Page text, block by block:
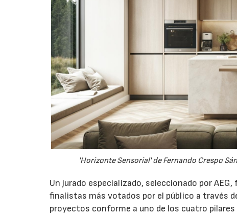
'Horizonte Sensorial' de Fernando Crespo
Un jurado especializado, seleccionado por
finalistas más votados por el público a través
proyectos conforme a uno de los cuatro